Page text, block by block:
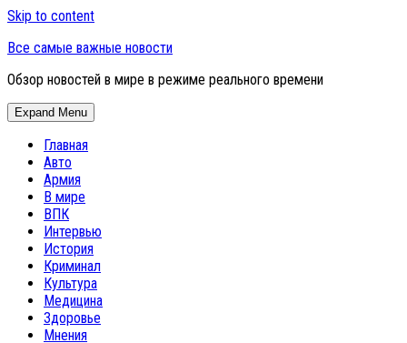
Skip to content
Все самые важные новости
Обзор новостей в мире в режиме реального времени
Expand Menu
Главная
Авто
Армия
В мире
ВПК
Интервью
История
Криминал
Культура
Медицина
Здоровье
Мнения